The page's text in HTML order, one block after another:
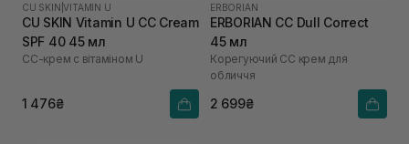
CU SKIN |VITAMIN U
CU SKIN Vitamin U CC Cream
SPF 40 45 мл
СС-крем с вітаміном U
1 476₴
ERBORIAN
ERBORIAN CC Dull Correct
45 мл
Корегуючий СС крем для
обличчя
2 699₴